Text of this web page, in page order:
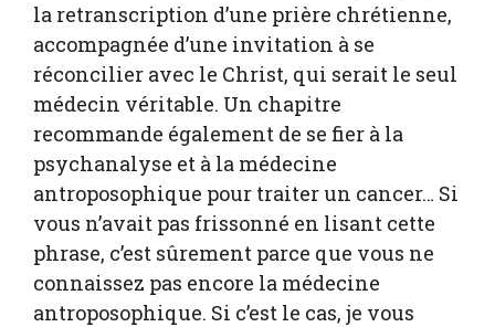
la retranscription d’une prière chrétienne,
accompagnée d’une invitation à se
réconcilier avec le Christ, qui serait le seul
médecin véritable. Un chapitre
recommande également de se fier à la
psychanalyse et à la médecine
antroposophique pour traiter un cancer… Si
vous n’avait pas frissonné en lisant cette
phrase, c’est sûrement parce que vous ne
connaissez pas encore la médecine
antroposophique. Si c’est le cas, je vous